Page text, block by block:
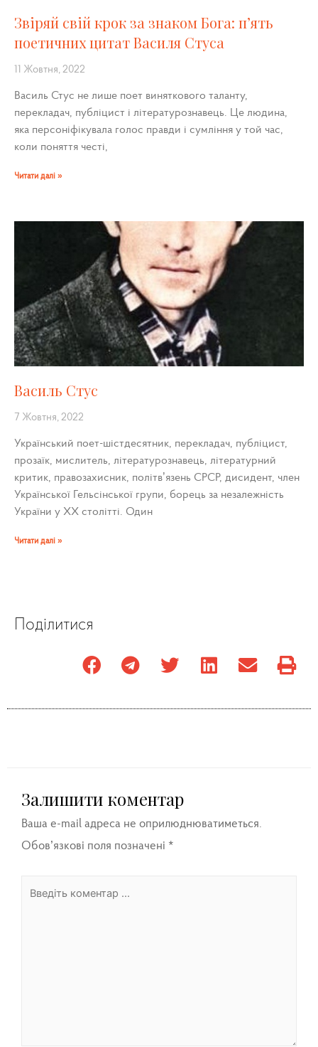
Звіряй свій крок за знаком Бога: п’ять
поетичних цитат Василя Стуса
11 Жовтня, 2022
Василь Стус не лише поет виняткового таланту,
перекладач, публіцист і літературознавець. Це людина,
яка персоніфікувала голос правди і сумління у той час,
коли поняття честі,
Читати далі »
Василь Стус
7 Жовтня, 2022
Український поет-шістдесятник, перекладач, публіцист,
прозаїк, мислитель, літературознавець, літературний
критик, правозахисник, політв’язень СРСР, дисидент, член
Української Гельсінської групи, борець за незалежність
України у XX столітті. Один
Читати далі »
Поділитися
Залишити коментар
Ваша e-mail адреса не оприлюднюватиметься.
Обов’язкові поля позначені *